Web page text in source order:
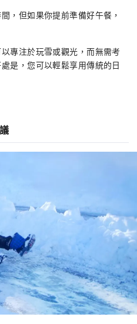
，但如果你提前準備好午餐，
專注於玩雪或觀光，而無需考
是，您可以輕鬆享用傳統的日